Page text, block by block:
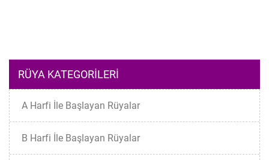
RÜYA KATEGORILERI
A Harfi İle Başlayan Rüyalar
B Harfi İle Başlayan Rüyalar